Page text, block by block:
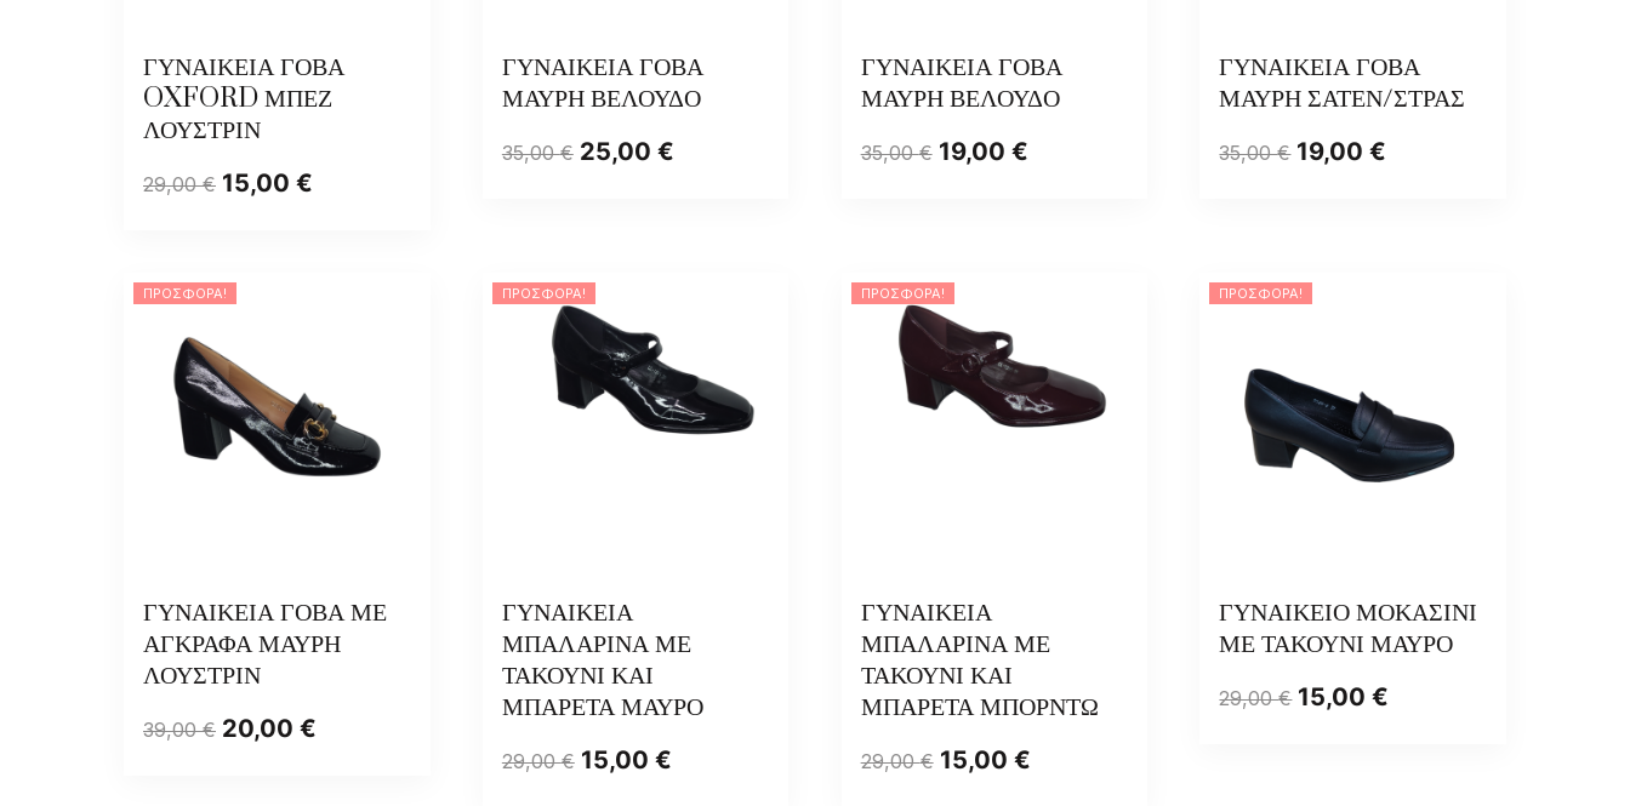
ΓΥΝΑΙΚΕΙΑ ΓΟΒΑ
OXFORD ΜΠΕΖ
ΛΟΥΣΤΡΙΝ
29,00€ 15,00 €
ΓΥΝΑΙΚΕΙΑ ΓΟΒΑ
ΜΑΥΡΗ ΒΕΛΟΥΔΟ
35,00€ 25,00 €
ΓΥΝΑΙΚΕΙΑ ΓΟΒΑ
ΜΑΥΡΗ ΒΕΛΟΥΔΟ
35,00€ 19,00 €
ΓΥΝΑΙΚΕΙΑ ΓΟΒΑ
ΜΑΥΡΗ ΣΑΤΕΝ/ΣΤΡΑΣ
35,00€ 19,00€
ΠΡΟΣΦΟΡΆ!
ΓΥΝΑΙΚΕΙΑ ΓΟΒΑ ΜΕ
ΑΓΚΡΑΦΑ ΜΑΥΡΗ
ΛΟΥΣΤΡΙΝ
39,00€ 20,00 €
ΠΡΟΣΦΟΡΆ!
ΓΥΝΑΙΚΕΙΑ
ΜΠΑΛΑΡΙΝΑ ΜΕ
ΤΑΚΟΥΝΙ ΚΑΙ
ΜΠΑΡΕΤΑ ΜΑΥΡΟ
29,00€ 15,00 €
ΠΡΟΣΦΟΡΆ!
ΓΥΝΑΙΚΕΙΑ
ΜΠΑΛΑΡΙΝΑ ΜΕ
ΤΑΚΟΥΝΙ ΚΑΙ
ΜΠΑΡΕΤΑ ΜΠΟΡΝΤΩ
29,00€ 15,00 €
ΠΡΟΣΦΟΡΆ!
ΓΥΝΑΙΚΕΙΟ ΜΟΚΑΣΙΝΙ
ΜΕ ΤΑΚΟΥΝΙ ΜΑΥΡΟ
29,00€ 15,00€